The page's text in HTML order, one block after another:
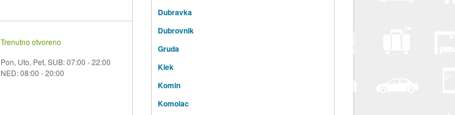
Trenutno otvoreno
Pon, Uto, Pet, SUB: 07:00 - 22:00
NED: 08:00 - 20:00
Dubravka
Dubrovnik
Gruda
Klek
Komin
Komolac